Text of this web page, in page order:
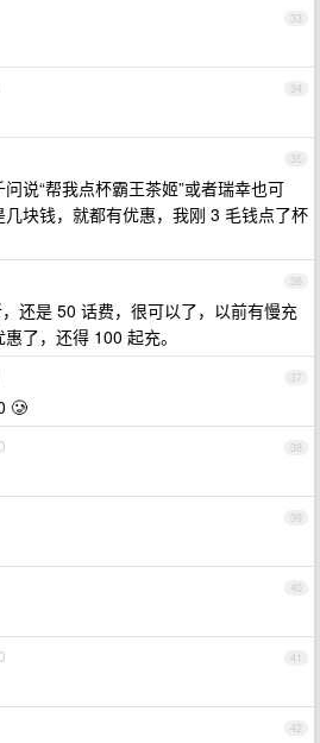
33
34
35
说“帮我点杯霸王茶姬”或者瑞幸也可
块钱，就都有优惠，我刚 3 毛钱点了杯
36
还是 50 话费，很可以了，以前有慢充
了，还得 100 起充。
37
🥲
38
39
40
41
42